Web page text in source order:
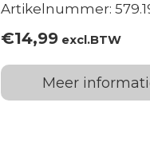
Artikelnummer:
€14,99excl.BTW
Meer